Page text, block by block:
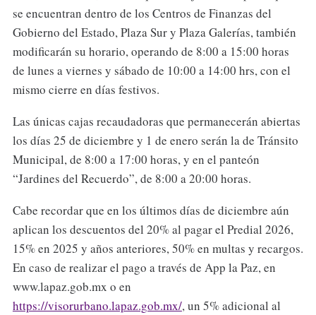
se encuentran dentro de los Centros de Finanzas del
Gobierno del Estado, Plaza Sur y Plaza Galerías, también
modificarán su horario, operando de 8:00 a 15:00 horas
de lunes a viernes y sábado de 10:00 a 14:00 hrs, con el
mismo cierre en días festivos.
Las únicas cajas recaudadoras que permanecerán abiertas
los días 25 de diciembre y 1 de enero serán la de Tránsito
Municipal, de 8:00 a 17:00 horas, y en el panteón
“Jardines del Recuerdo”, de 8:00 a 20:00 horas.
Cabe recordar que en los últimos días de diciembre aún
aplican los descuentos del 20% al pagar el Predial 2026,
15% en 2025 y años anteriores, 50% en multas y recargos.
En caso de realizar el pago a través de App la Paz, en
www.lapaz.gob.mx o en
https://visorurbano.lapaz.gob.mx/, un 5% adicional al